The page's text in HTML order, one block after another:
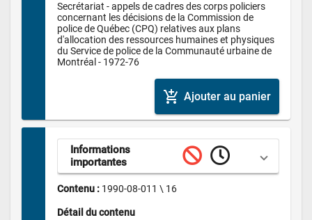
Secrétariat - appels de cadres des corps policiers
concernant les décisions de la Commission de
police de Québec (CPQ) relatives aux plans
d'allocation des ressources humaines et physiques
du Service de police de la Communauté urbaine de
Montréal - 1972-76
add_shopping_cart Ajouter au panier
Informations
importantes
Contenu : 1990-08-011 \ 16
Détail du contenu